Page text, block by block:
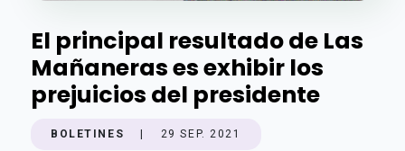
El principal resultado de Las
Mañaneras es exhibir los
prejuicios del presidente
BOLETINES 29 SEP. 2021